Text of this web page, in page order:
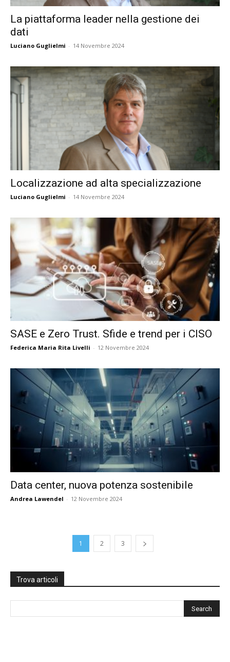
La piattaforma leader nella gestione dei
dati
Luciano Guglielmi - 14 Novembre 2024
Localizzazione ad alta specializzazione
Luciano Guglielmi - 14 Novembre 2024
SASE e Zero Trust. Sfide e trend per i CISO
Federica Maria Rita Livelli - 12 Novembre 2024
Data center, nuova potenza sostenibile
Andrea Lawendel - 12 Novembre 2024
1 2 3
Trova articoli